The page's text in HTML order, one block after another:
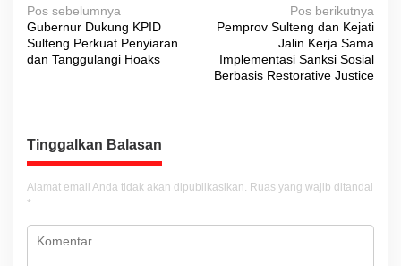
N
a
v
a
s
i
o
Pos sebelumnya
Gubernur Dukung KPID
Sulteng Perkuat Penyiaran
dan Tanggulangi Hoaks
Pos berikutnya
Pemprov Sulteng dan Kejati
Jalin Kerja Sama
Implementasi Sanksi Sosial
Berbasis Restorative Justice
Tinggalkan Balasan
Alamat email Anda tidak akan dipublikasikan. Ruas yang wajib ditandai
*